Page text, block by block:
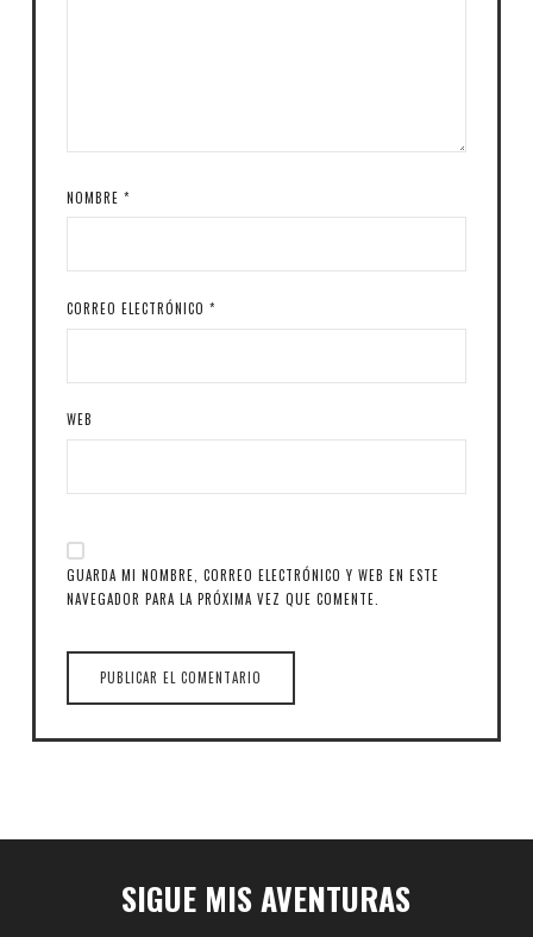
NOMBRE *
CORREO ELECTRÓNICO *
WEB
GUARDA MI NOMBRE, CORREO ELECTRÓNICO Y WEB EN ESTE
NAVEGADOR PARA LA PRÓXIMA VEZ QUE COMENTE.
SIGUE MIS AVENTURAS